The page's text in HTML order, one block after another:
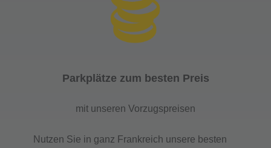
Parkplätze zum besten Preis
mit unseren Vorzugspreisen
Nutzen Sie in ganz Frankreich unsere besten